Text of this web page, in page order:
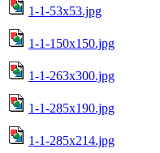
1-1-53x53.jpg
1-1-150x150.jpg
1-1-263x300.jpg
1-1-285x190.jpg
1-1-285x214.jpg